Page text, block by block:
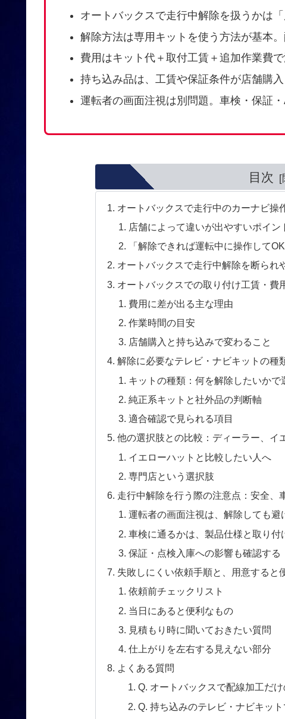
オートバックスで走行中解除を扱うかは
解除方法は専用キットを使う方法が基本
費用はキット代＋取付工賃＋追加作業費
持ち込み品は、工賃や保証条件が店舗購
運転者の画面注視は別問題。車検・保証
目次
オートバックスで走行中のカーナビ操
店舗によって違いが出やすいポイン
「解除できれば運転中に操作して
オートバックスで走行中解除を断られ
オートバックスでの取り付け工賃・費
費用に差が出る主な理由
作業時間の目安
店舗購入と持ち込みで変わること
解除に必要なテレビ・ナビキットの種
キットの種類：何を解除したいかで
純正系キットと社外品の判断軸
適合確認で見られる項目
他の選択肢との比較：ディーラー、イ
イエローハットと比較したい人へ
専門店という選択肢
走行中解除を行う際の注意点：安全、
運転者の画面注視は、解除しても避
車検に通るかは、製品仕様と取り付
保証・点検入庫への影響も確認する
失敗しにくい依頼手順と、用意すると
依頼前チェックリスト
当日にあると便利なもの
見積もり時に聞いておきたい質問
仕上がりを左右する見えない部分
よくある質問
Q. オートバックスで配線加工だ
Q. 持ち込みのテレビ・ナビキッ